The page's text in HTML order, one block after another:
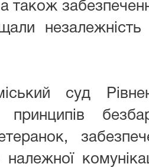
а також
незалежність
суд
принципів